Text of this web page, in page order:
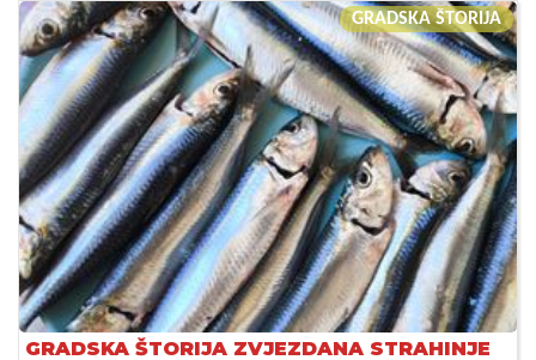
GRADSKA ŠTORIJA
GRADSKA ŠTORIJA ZVJEZDANA STRAHINJE